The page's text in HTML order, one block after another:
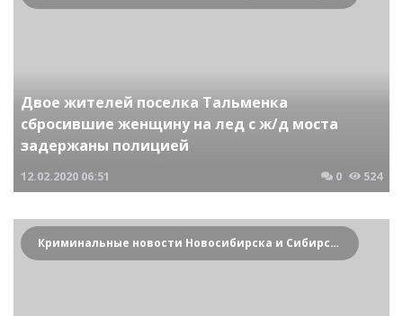
Двое жителей поселка Тальменка
сбросившие женщину на лед с ж/д моста
задержаны полицией
12.02.2020 06:51 0 524
Криминальные новости Новосибирска и Сибирского региона